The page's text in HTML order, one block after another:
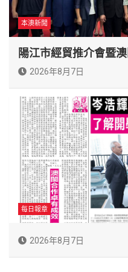
本澳新聞
陽江市經貿推介會暨
2026年8月7日
每日報章
2026年8月7日